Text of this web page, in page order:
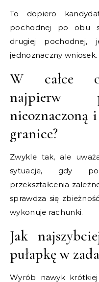
To dopiero
pochodnej po obu
drugiej
jednoznaczny wniosek.
W całce
najpierw
nieoznaczoną
granice?
Zwykle tak, ale
sytuacje, gdy po
przekształcenia
sprawdza się
wykonuje rachunki.
Jak
pułapkę w
Wyrób nawyk krótkiej